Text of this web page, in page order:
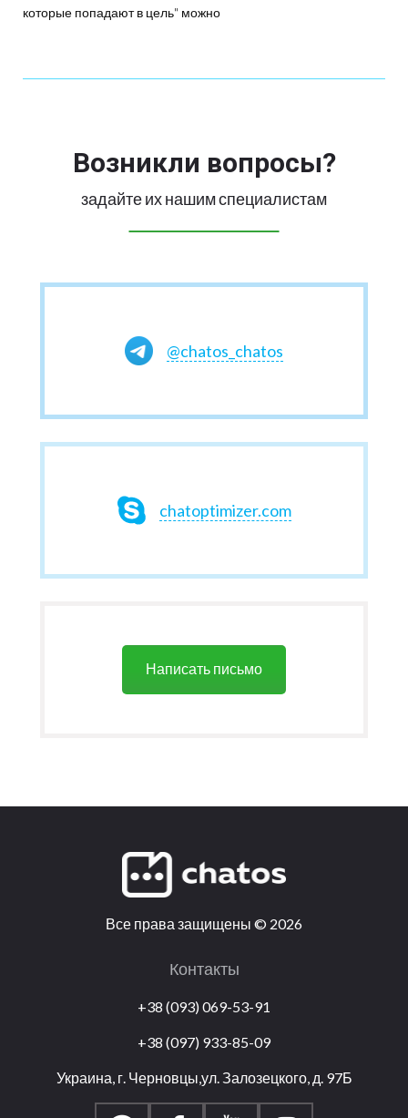
которые попадают в цель" можно
Возникли вопросы?
задайте их нашим специалистам
@chatos_chatos
chatoptimizer.com
Написать письмо
Все права защищены © 2026
Контакты
+38 (093) 069-53-91
+38 (097) 933-85-09
Украина, г. Черновцы,ул. Залозецкого, д. 97Б